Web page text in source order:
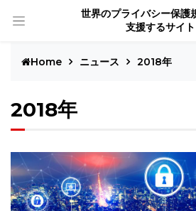
世界のプライバシー保護
支援するサイト
Home ニュース 2018年
2018年